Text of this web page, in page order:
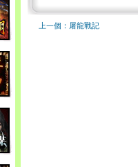
上一個：屠龍戰記